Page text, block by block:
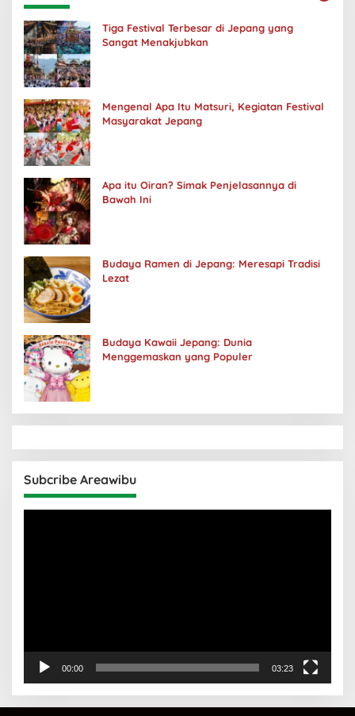
Tiga Festival Terbesar di Jepang yang
Sangat Menakjubkan
Mengenal Apa Itu Matsuri, Kegiatan Festival
Masyarakat Jepang
Apa itu Oiran? Simak Penjelasannya di
Bawah Ini
Budaya Ramen di Jepang: Meresapi Tradisi
Lezat
Budaya Kawaii Jepang: Dunia
Menggemaskan yang Populer
Subcribe Areawibu
00:00 03:23